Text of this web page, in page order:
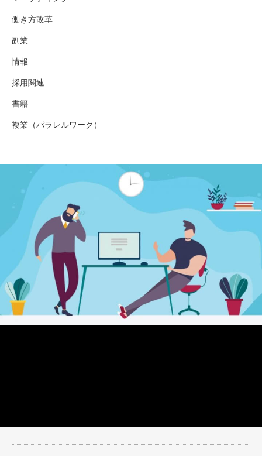
働き方改革
副業
情報
採用関連
書籍
複業（パラレルワーク）